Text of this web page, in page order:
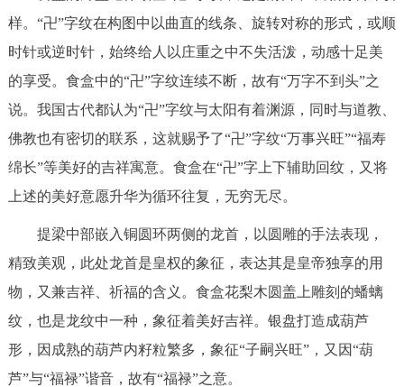
样。“卍”字纹在构图中以曲直的线条、旋转对称的形式，或顺
时针或逆时针，始终给人以庄重之中不失活泼，动感十足美
的享受。食盒中的“卍”字纹连续不断，故有“万字不到头”之
说。我国古代都认为“卍”字纹与太阳有着渊源，同时与道教、
佛教也有密切的联系，这就赐予了“卍”字纹“万事兴旺”“福寿
绵长”等美好的吉祥寓意。食盒在“卍”字上下辅助回纹，又将
上述的美好意愿升华为循环往复，无穷无尽。
提梁中部嵌入铜圆环两侧的龙首，以圆雕的手法表现，
精致美观，此处龙首是皇权的象征，表达其是皇帝独享的用
物，又兼吉祥、祈福的含义。食盒花梨木圆盖上雕刻的蟠螭
纹，也是龙纹中一种，象征着美好吉祥。银盘打造成葫芦
形，因成熟的葫芦内籽粒繁多，象征“子嗣兴旺”，又因“葫
芦”与“福禄”谐音，故有“福禄”之意。